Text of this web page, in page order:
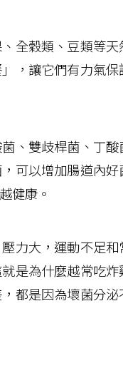
全穀類、豆類等天
，讓它們有力氣
、雙歧桿菌、丁
可以增加腸道內
健康。
力大，運動不足和
是為什麼越常吃
都是因為壞菌分